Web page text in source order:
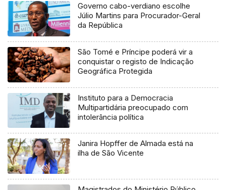
Governo cabo-verdiano escolhe
Júlio Martins para Procurador-Geral
da República
São Tomé e Príncipe poderá vir a
conquistar o registo de Indicação
Geográfica Protegida
Instituto para a Democracia
Multipartidária preocupado com
intolerância política
Janira Hopffer de Almada está na
ilha de São Vicente